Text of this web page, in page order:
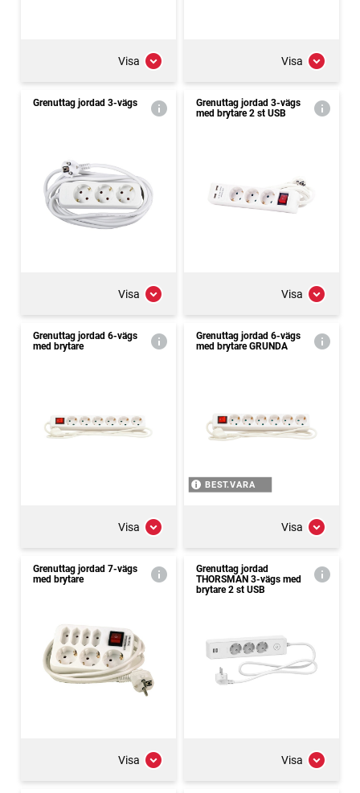
Visa Visa
Grenuttag jordad 3-vägs
Visa
Grenuttag jordad 3-vägs
med brytare 2 st USB
Visa
Grenuttag jordad 6-vägs
med brytare
Visa
Grenuttag jordad 6-vägs
med brytare GRUNDA
BEST.VARA
Visa
Grenuttag jordad 7-vägs
med brytare
Visa
Grenuttag jordad
THORSMAN 3-vägs med
brytare 2 st USB
Visa